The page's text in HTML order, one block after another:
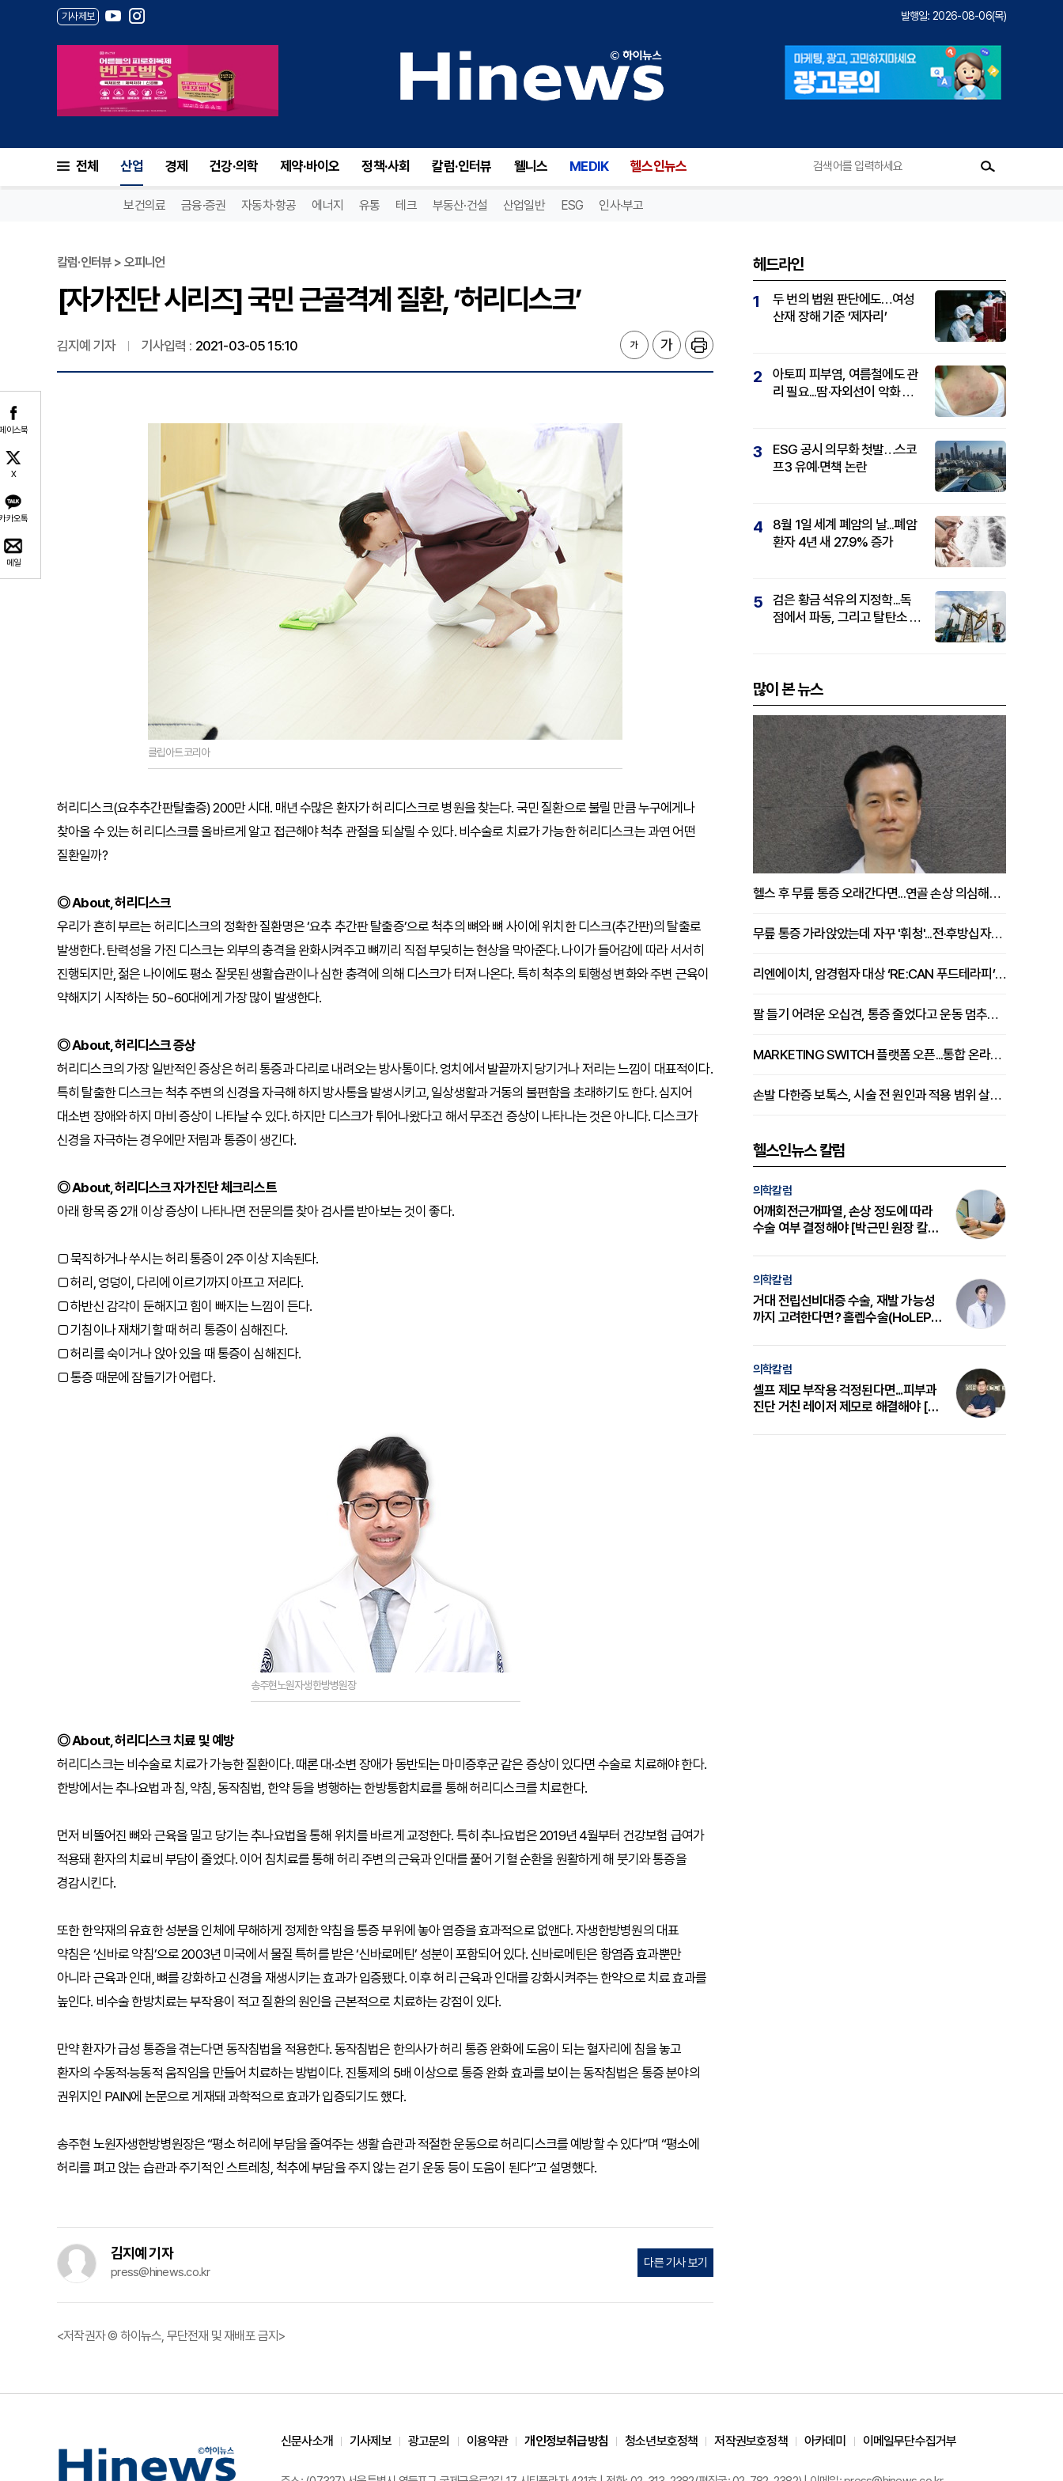
기사제보 발행일: 2026-08-06(목)
전체 산업 경제 건강·의학 제약·바이오 정책·사회 칼럼·인터뷰 웰니스 MEDIK 헬스인뉴스
보건의료 금융·증권 자동차·항공 에너지 유통 테크 부동산·건설 산업일반 ESG 인사·부고
이스북
X
카오톡
메일
칼럼·인터뷰 > 오피니언
[자가진단 시리즈] 국민 근골격계 질환, ‘허리디스크’
김지예 기자 기사입력 : 2021-03-05 15:10
클립아트코리아
허리디스크(요추추간판탈출증) 200만 시대. 매년 수많은 환자가 허리디스크로 병원을 찾는다. 국민 질환으로 불릴 만큼 누구에게나
찾아올 수 있는 허리디스크를 올바르게 알고 접근해야 척추 관절을 되살릴 수 있다. 비수술로 치료가 가능한 허리디스크는 과연 어떤
질환일까?
◎ About, 허리디스크
우리가 흔히 부르는 허리디스크의 정확한 질환명은 ‘요추 추간판 탈출증’으로 척추의 뼈와 뼈 사이에 위치한 디스크(추간판)의 탈출로
발생한다. 탄력성을 가진 디스크는 외부의 충격을 완화시켜주고 뼈끼리 직접 부딪히는 현상을 막아준다. 나이가 들어감에 따라 서서히
진행되지만, 젊은 나이에도 평소 잘못된 생활습관이나 심한 충격에 의해 디스크가 터져 나온다. 특히 척추의 퇴행성 변화와 주변 근육이
약해지기 시작하는 50~60대에게 가장 많이 발생한다.
◎ About, 허리디스크 증상
허리디스크의 가장 일반적인 증상은 허리 통증과 다리로 내려오는 방사통이다. 엉치에서 발끝까지 당기거나 저리는 느낌이 대표적이다.
특히 탈출한 디스크는 척추 주변의 신경을 자극해 하지 방사통을 발생시키고, 일상생활과 거동의 불편함을 초래하기도 한다. 심지어
대소변 장애와 하지 마비 증상이 나타날 수 있다. 하지만 디스크가 튀어나왔다고 해서 무조건 증상이 나타나는 것은 아니다. 디스크가
신경을 자극하는 경우에만 저림과 통증이 생긴다.
◎ About, 허리디스크 자가진단 체크리스트
아래 항목 중 2개 이상 증상이 나타나면 전문의를 찾아 검사를 받아보는 것이 좋다.
□ 묵직하거나 쑤시는 허리 통증이 2주 이상 지속된다.
□ 허리, 엉덩이, 다리에 이르기까지 아프고 저리다.
□ 하반신 감각이 둔해지고 힘이 빠지는 느낌이 든다.
□ 기침이나 재채기할 때 허리 통증이 심해진다.
□ 허리를 숙이거나 앉아 있을 때 통증이 심해진다.
□ 통증 때문에 잠들기가 어렵다.
송주현노원자생한방병원장
◎ About, 허리디스크 치료 및 예방
허리디스크는 비수술로 치료가 가능한 질환이다. 때론 대·소변 장애가 동반되는 마미증후군 같은 증상이 있다면 수술로 치료해야 한다.
한방에서는 추나요법과 침, 약침, 동작침법, 한약 등을 병행하는 한방통합치료를 통해 허리디스크를 치료한다.
먼저 비뚤어진 뼈와 근육을 밀고 당기는 추나요법을 통해 위치를 바르게 교정한다. 특히 추나요법은 2019년 4월부터 건강보험 급여가
적용돼 환자의 치료비 부담이 줄었다. 이어 침치료를 통해 허리 주변의 근육과 인대를 풀어 기혈 순환을 원활하게 해 붓기와 통증을
경감시킨다.
또한 한약재의 유효한 성분을 인체에 무해하게 정제한 약침을 통증 부위에 놓아 염증을 효과적으로 없앤다. 자생한방병원의 대표
약침은 ‘신바로 약침’으로 2003년 미국에서 물질 특허를 받은 ‘신바로메틴’ 성분이 포함되어 있다. 신바로메틴은 항염즘 효과뿐만
아니라 근육과 인대, 뼈를 강화하고 신경을 재생시키는 효과가 입증됐다. 이후 허리 근육과 인대를 강화시켜주는 한약으로 치료 효과를
높인다. 비수술 한방치료는 부작용이 적고 질환의 원인을 근본적으로 치료하는 강점이 있다.
만약 환자가 급성 통증을 겪는다면 동작침법을 적용한다. 동작침법은 한의사가 허리 통증 완화에 도움이 되는 혈자리에 침을 놓고
환자의 수동적·능동적 움직임을 만들어 치료하는 방법이다. 진통제의 5배 이상으로 통증 완화 효과를 보이는 동작침법은 통증 분야의
권위지인 PAIN에 논문으로 게재돼 과학적으로 효과가 입증되기도 했다.
송주현 노원자생한방병원장은 “평소 허리에 부담을 줄여주는 생활 습관과 적절한 운동으로 허리디스크를 예방할 수 있다”며 “평소에
허리를 펴고 앉는 습관과 주기적인 스트레칭, 척추에 부담을 주지 않는 걷기 운동 등이 도움이 된다”고 설명했다.
김지예 기자
press@hinews.co.kr
다른 기사 보기
<저작권자 © 하이뉴스, 무단전재 및 재배포 금지>
헤드라인
1
두 번의 법원 판단에도…여성
산재 장해 기준 ‘제자리’
2
아토피 피부염, 여름철에도 관
리 필요...땀·자외선이 악화 요
3
ESG 공시 의무화 첫발…스코
프3 유예·면책 논란
4
8월 1일 세계 폐암의 날...폐암
환자 4년 새 27.9% 증가
5
검은 황금 석유의 지정학...독
점에서 파동, 그리고 탈탄소 패
많이 본 뉴스
헬스 후 무릎 통증 오래간다면...연골 손상 의심해야 [김상범 원장 칼럼]
무릎 통증 가라앉았는데 자꾸 '휘청'...전·후방십자인대 파열 확인해야 [곽우경 원장 칼럼]
리엔에이치, 암경험자 대상 ‘RE:CAN 푸드테라피’ 운영
팔 들기 어려운 오십견, 통증 줄었다고 운동 멈추면 안 되는 이유 [이병욱 원장 칼럼]
MARKETING SWITCH 플랫폼 오픈...통합 온라인 마케팅 서비스 확대
손발 다한증 보톡스, 시술 전 원인과 적용 범위 살펴야 [강윤일 원장 칼럼]
헬스인뉴스 칼럼
의학칼럼
어깨회전근개파열, 손상 정도에 따라
수술 여부 결정해야 [박근민 원장 칼
의학칼럼
거대 전립선비대증 수술, 재발 가능성
까지 고려한다면? 홀렙수술(HoLEP)
의학칼럼
셀프 제모 부작용 걱정된다면...피부과
진단 거친 레이저 제모로 해결해야 [변
신문사소개 기사제보 광고문의 이용약관 개인정보취급방침 청소년보호정책 저작권보호정책 아카데미 이메일무단수집거부